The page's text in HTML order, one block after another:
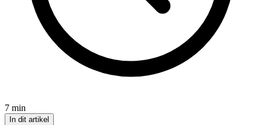
7 min
In dit artikel